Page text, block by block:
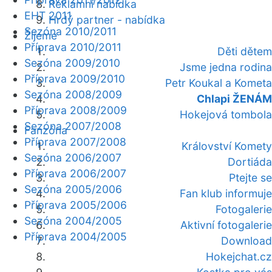
Reklamní nabídka
Hrdý partner - nabídka
Žijeme
Děti dětem
Jsme jedna rodina
Petr Koukal a Kometa
Chlapi ŽENÁM
Hokejová tombola
Fanzóna
Království Komety
Dortiáda
Ptejte se
Fan klub informuje
Fotogalerie
Aktivní fotogalerie
Download
Hokejchat.cz
EHT 2011
Sezóna 2010/2011
Příprava 2010/2011
Sezóna 2009/2010
Příprava 2009/2010
Sezóna 2008/2009
Příprava 2008/2009
Sezóna 2007/2008
Příprava 2007/2008
Sezóna 2006/2007
Příprava 2006/2007
Sezóna 2005/2006
Příprava 2005/2006
Sezóna 2004/2005
Příprava 2004/2005